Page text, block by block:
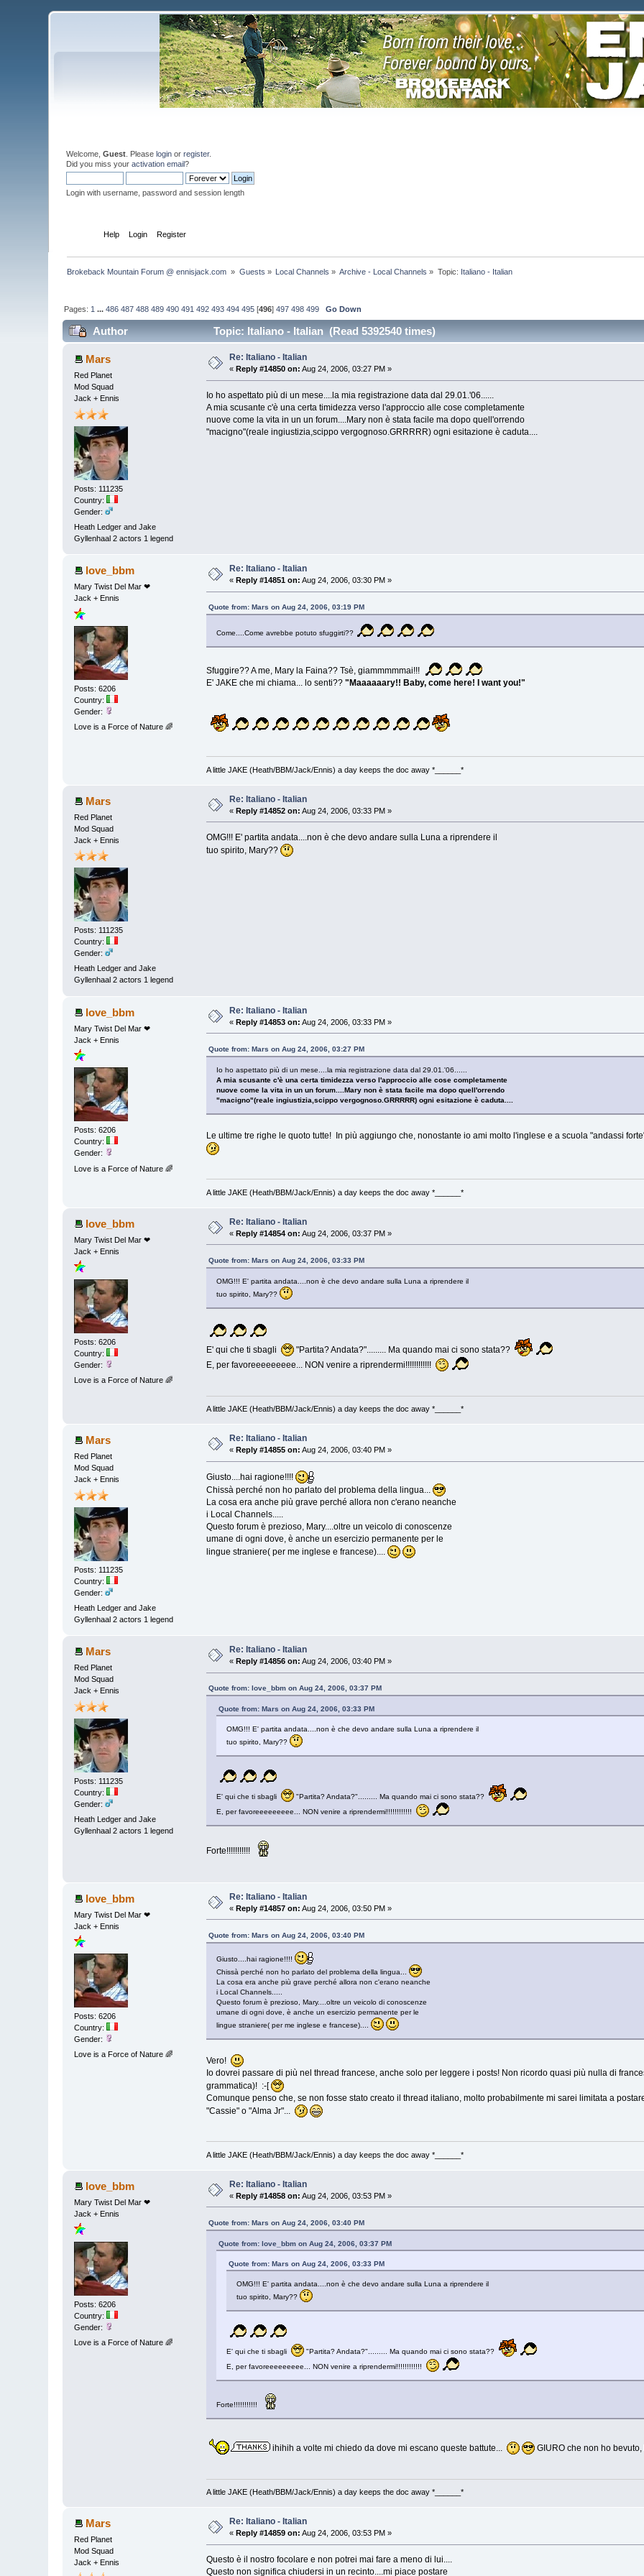
Welcome,Guest . Pleaselogin orregister.
Did you miss youractivation email?
Login with username, password and session length
Help Login Register
Brokeback Mountain Forum @ ennisjack.com » Guests » Local Channels » Archive - Local Channels » Topic: Italiano - Italian
Pages: 1 ...486 487 488 489 490 491 492 493 494 495 [496]497 498 499 Go Down
Author Topic: Italiano - Italian (Read 5392540 times)
Mars
Red Planet
Mod Squad
Jack + Ennis
Posts: 111235
Country:
Gender:
Heath Ledger and Jake
Gyllenhaal 2 actors 1 legend
Re: Italiano - Italian
« Reply #14850 on: Aug 24, 2006, 03:27 PM »
Io ho aspettato più di un mese....la mia registrazione data dal 29.01.'06......
A mia scusante c'è una certa timidezza verso l'approccio alle cose completamente
nuove come la vita in un un forum....Mary non è stata facile ma dopo quell'orrendo
"macigno"(reale ingiustizia,scippo vergognoso.GRRRRR) ogni esitazione è caduta....
love_bbm
Mary Twist Del Mar ❤
Jack + Ennis
Posts: 6206
Country:
Gender:
Love is a Force of Nature 🌈
Re: Italiano - Italian
« Reply #14851 on: Aug 24, 2006, 03:30 PM »
Quote from: Mars on Aug 24, 2006, 03:19 PM
Come....Come avrebbe potuto sfuggirti??
Sfuggire?? A me, Mary la Faina?? Tsè, giammmmmai!!!
E' JAKE che mi chiama... lo senti?? "Maaaaaary!! Baby, come here! I want you!"
A little JAKE (Heath/BBM/Jack/Ennis) a day keeps the doc away *______*
Mars
Red Planet
Mod Squad
Jack + Ennis
Posts: 111235
Country:
Gender:
Heath Ledger and Jake
Gyllenhaal 2 actors 1 legend
Re: Italiano - Italian
«Reply #14852 on: Aug 24, 2006, 03:33 PM »
OMG!!! E' partita andata....non è che devo andare sulla Luna a riprendere il
tuo spirito, Mary??
love_bbm
Mary Twist Del Mar ❤
Jack + Ennis
Posts: 6206
Country:
Gender:
Love is a Force of Nature 🌈
Re: Italiano - Italian
«Reply #14853 on: Aug 24, 2006, 03:33 PM »
Quote from: Mars on Aug 24, 2006, 03:27 PM
Io ho aspettato più di un mese....la mia registrazione data dal 29.01.'06......
A mia scusante c'è una certa timidezza verso l'approccio alle cose completamente
nuove come la vita in un un forum....Mary non è stata facile ma dopo quell'orrendo
"macigno"(reale ingiustizia,scippo vergognoso.GRRRRR) ogni esitazione è caduta....
Le ultime tre righe le quoto tutte! In più aggiungo che, nonostante io ami molto l'inglese e a scuola "andassi
A little JAKE (Heath/BBM/Jack/Ennis) a day keeps the doc away *______*
love_bbm
Mary Twist Del Mar ❤
Jack + Ennis
Posts: 6206
Country:
Gender:
Love is a Force of Nature 🌈
Re: Italiano - Italian
«Reply #14854 on: Aug 24, 2006, 03:37 PM »
Quote from: Mars on Aug 24, 2006, 03:33 PM
OMG!!! E' partita andata....non è che devo andare sulla Luna a riprendere il
tuo spirito, Mary??
E' qui che ti sbagli
"Partita? Andata?"......... Ma quando mai ci sono stata??
E, per favoreeeeeeeee... NON venire a riprendermi!!!!!!!!!!!!
A little JAKE (Heath/BBM/Jack/Ennis) a day keeps the doc away *______*
Mars
Red Planet
Mod Squad
Jack + Ennis
Posts: 111235
Country:
Gender:
Heath Ledger and Jake
Gyllenhaal 2 actors 1 legend
Re: Italiano - Italian
« Reply #14855 on: Aug 24, 2006, 03:40 PM »
Giusto....hai ragione!!!!
Chissà perché non ho parlato del problema della lingua...
La cosa era anche più grave perché allora non c'erano neanche
i Local Channels.....
Questo forum è prezioso, Mary....oltre un veicolo di conoscenze
umane di ogni dove, è anche un esercizio permanente per le
lingue straniere( per me inglese e francese)....
Mars
Red Planet
Mod Squad
Jack + Ennis
Posts: 111235
Country:
Gender:
Heath Ledger and Jake
Gyllenhaal 2 actors 1 legend
Re: Italiano - Italian
« Reply #14856 on: Aug 24, 2006, 03:40 PM »
Quote from: love_bbm on Aug 24, 2006, 03:37 PM
Quote from: Mars on Aug 24, 2006, 03:33 PM
OMG!!! E' partita andata....non è che devo andare sulla Luna a riprendere il
tuo spirito, Mary??
E' qui che ti sbagli
"Partita? Andata?"......... Ma quando mai ci sono stata??
E, per favoreeeeeeeee... NON venire a riprendermi!!!!!!!!!!!!
Forte!!!!!!!!!!!
love_bbm
Mary Twist Del Mar ❤
Jack + Ennis
Posts: 6206
Country:
Gender:
Love is a Force of Nature 🌈
Re: Italiano - Italian
«Reply #14857 on: Aug 24, 2006, 03:50 PM »
Quote from: Mars on Aug 24, 2006, 03:40 PM
Giusto....hai ragione!!!!
Chissà perché non ho parlato del problema della lingua...
La cosa era anche più grave perché allora non c'erano neanche
i Local Channels.....
Questo forum è prezioso, Mary....oltre un veicolo di conoscenze
umane di ogni dove, è anche un esercizio permanente per le
lingue straniere( per me inglese e francese)....
Vero!
Io dovrei passare di più nel thread francese, anche solo per leggere i posts! Non ricordo quasi più nulla di
grammatica)! :-[
Comunque penso che, se non fosse stato creato il thread italiano, molto probabilmente mi sarei limitata a
"Cassie" o "Alma Jr"...
A little JAKE (Heath/BBM/Jack/Ennis) a day keeps the doc away *______*
love_bbm
Mary Twist Del Mar ❤
Jack + Ennis
Posts: 6206
Country:
Gender:
Love is a Force of Nature 🌈
Re: Italiano - Italian
«Reply #14858 on: Aug 24, 2006, 03:53 PM »
Quote from: Mars on Aug 24, 2006, 03:40 PM
Quote from: love_bbm on Aug 24, 2006, 03:37 PM
Quote from: Mars on Aug 24, 2006, 03:33 PM
OMG!!! E' partita andata....non è che devo andare sulla Luna a riprendere il
tuo spirito, Mary??
E' qui che ti sbagli
"Partita? Andata?"......... Ma quando mai ci sono stata??
E, per favoreeeeeeeee... NON venire a riprendermi!!!!!!!!!!!!
Forte!!!!!!!!!!!
ihihih a volte mi chiedo da dove mi escano queste battute... GIURO che non ho bevuto,
A little JAKE (Heath/BBM/Jack/Ennis) a day keeps the doc away *______*
Mars
Red Planet
Mod Squad
Jack + Ennis
Re: Italiano - Italian
« Reply #14859 on: Aug 24, 2006, 03:53 PM »
Questo è il nostro focolare e non potrei mai fare a meno di lui....
Questo non significa chiudersi in un recinto....mi piace postare